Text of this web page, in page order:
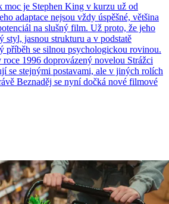
moc je Stephen King v kurzu už od
adaptace nejsou vždy úspěšné, většina
na slušný film. Už proto, že jeho
styl, jasnou strukturu a v podstatě
příběh se silnou psychologickou rovinou.
1996 doprovázený novelou Strážci
se stejnými postavami, ale v jiných rolích
Beznaděj se nyní dočká nové filmové